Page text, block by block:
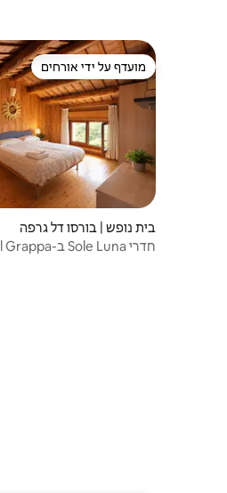
מועדף על ידי אורחים
מועדף על ידי אורחים
בית נופש | בורסו דל גרפה
חדרי Sole Luna ב-Borso del Grappa